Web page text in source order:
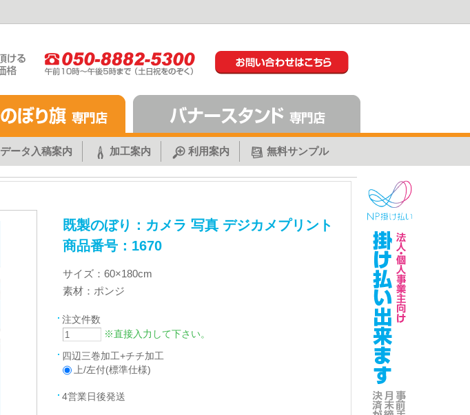
データ入稿案内 加工案内 利用案内 無料サンプル
既製のぼり：カメラ 写真 デジカメプリント
商品番号：1670
サイズ：60×180cm
素材：ポンジ
注文件数
※直接入力して下さい。
四辺三巻加工+チチ加工
上/左付(標準仕様)
4営業日後発送